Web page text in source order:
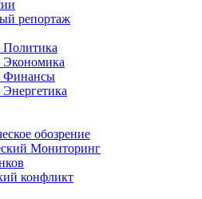
репортаж
Политика
Экономика
Финансы
обозрение
Мониторинг
конфликт